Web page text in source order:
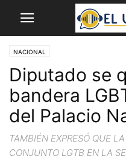
NACIONAL
Diputado se
bandera
del Palacio
TAMBIÉN EXPRESÓ QUE
CONJUNTO LGTB EN LA